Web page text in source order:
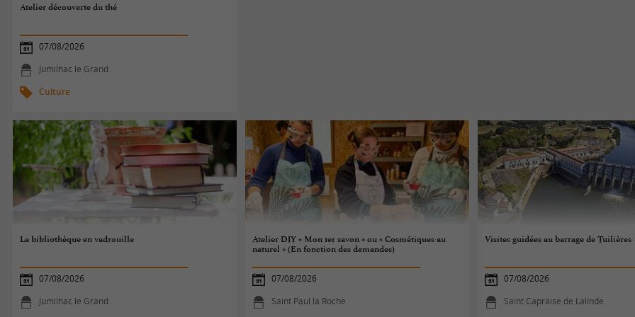
Atelier découverte du thé
07/08/2026
Jumilhac le Grand
Culture
La bibliothèque en vadrouille
07/08/2026
Jumilhac le Grand
Atelier DIY « Mon 1er savon » ou « Cosmétiques au
naturel » (En fonction des demandes)
07/08/2026
Saint Paul la Roche
Visites guidées au barrage de Tuilières
07/08/2026
Saint Capraise de Lalinde